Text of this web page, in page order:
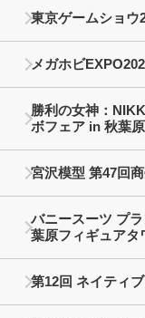
東京ゲームショウ
メガホビ
勝利の女神：
ボフェア in 秋葉
宮沢模型 第47回
バニースーツ プ
葉原フィギュアタ
第12回 ネイティ